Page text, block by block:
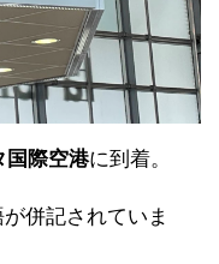
国際空港に到着。
併記されていま